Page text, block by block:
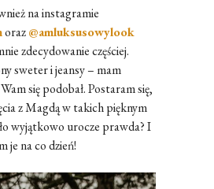
na instagramie
oraz@amluksusowylook
zdecydowanie częściej.
sweter i jeansy – mam
się podobał. Postaram się,
z Magdą w takich pięknym
wyjątkowo urocze prawda? I
je na co dzień!